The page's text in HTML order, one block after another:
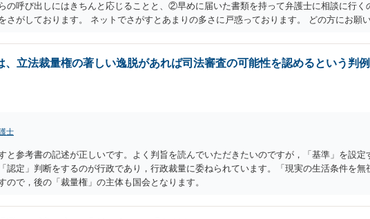
の呼び出しにはきちんと応じることと、②早めに届いた書類を持って弁護士に相談に行く
さがしております。 ネットでさがすとあまりの多さに戸惑っております。 どの方にお願
るケースもありますし、はじめに相談したところで依頼しなければならないわけではあり
、立法裁量権の著しい逸脱があれば司法審査の可能性を認めるという判
士
と参考書の記述が正しいです。よく判旨を読んでいただきたいのですが，「基準」を設
認定」判断をするのが行政であり，行政裁量に委ねられています。「現実の生活条件を
ので，後の「裁量権」の主体も国会となります。